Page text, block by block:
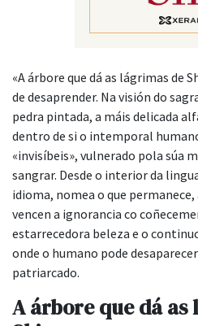
«A árbore que dá as lágrimas de
de desaprender. Na visión do
pedra pintada, a máis delicada
dentro de si o intemporal
«invisíbeis», vulnerado pola súa
sangrar. Desde o interior da
idioma, nomea o que permanece,
vencen a ignorancia co
estarrecedora beleza e o
onde o humano pode
patriarcado.
A árbore que dá as